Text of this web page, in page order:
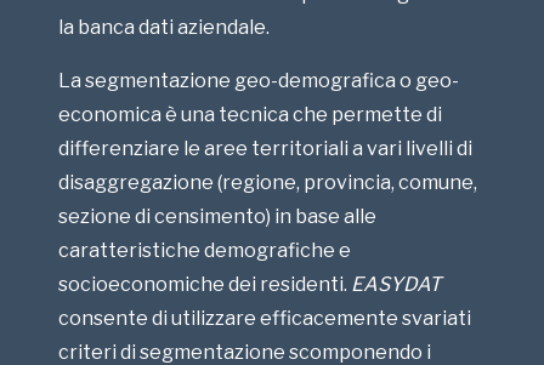
la banca dati aziendale.
La segmentazione geo-demografica o geo-
economica è una tecnica che permette di
differenziare le aree territoriali a vari livelli di
disaggregazione (regione, provincia, comune,
sezione di censimento) in base alle
caratteristiche demografiche e
socioeconomiche dei residenti. EASYDAT
consente di utilizzare efficacemente svariati
criteri di segmentazione scomponendo i